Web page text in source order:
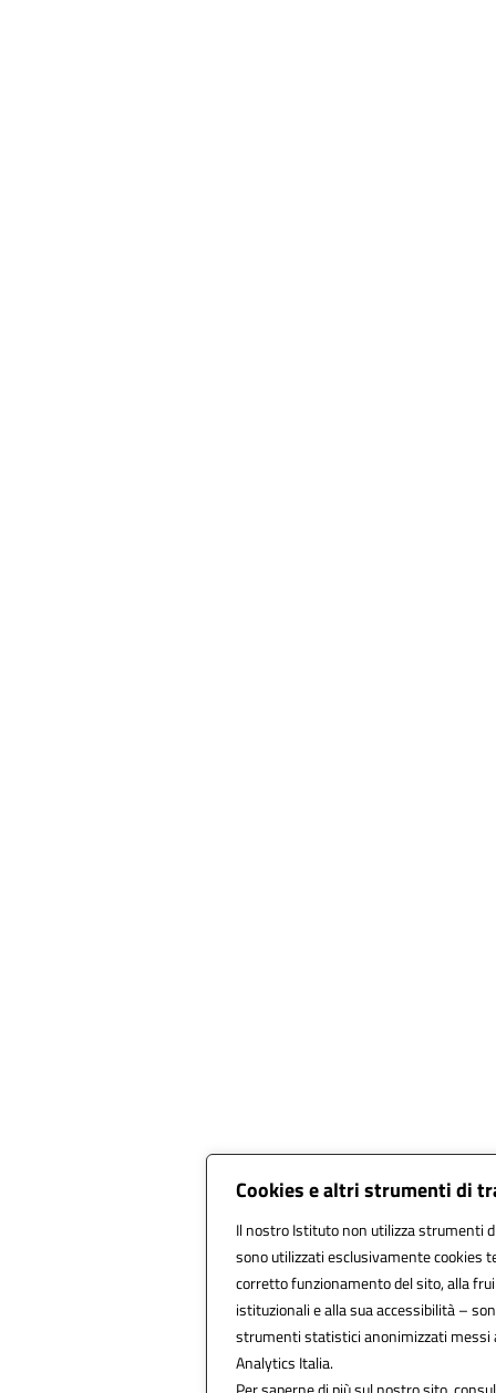
Cookies e altri strumenti di
Il nostro Istituto non utilizza strumenti
sono utilizzati esclusivamente cookies
corretto funzionamento del sito, alla
istituzionali e alla sua accessibilità –
strumenti statistici anonimizzati messi
Analytics Italia.